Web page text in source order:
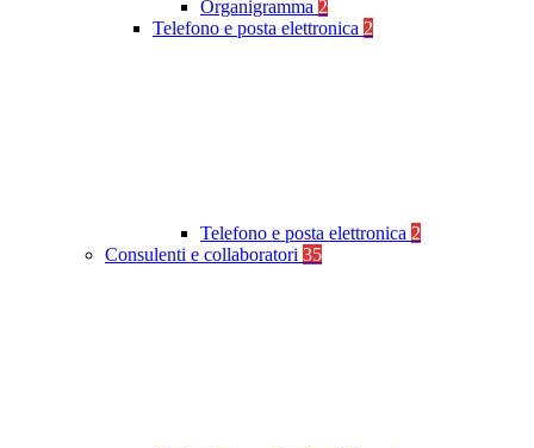
Organigramma 2
Telefono e posta elettronica 2
Telefono e posta elettronica 2
Consulenti e collaboratori 35